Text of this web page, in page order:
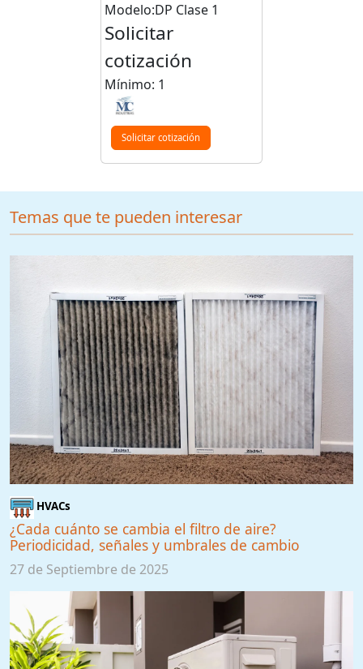
Modelo:DP Clase 1
Solicitar
cotización
Mínimo: 1
Solicitar cotización
Temas que te pueden interesar
HVACs
¿Cada cuánto se cambia el filtro de aire?
Periodicidad, señales y umbrales de cambio
27 de Septiembre de 2025